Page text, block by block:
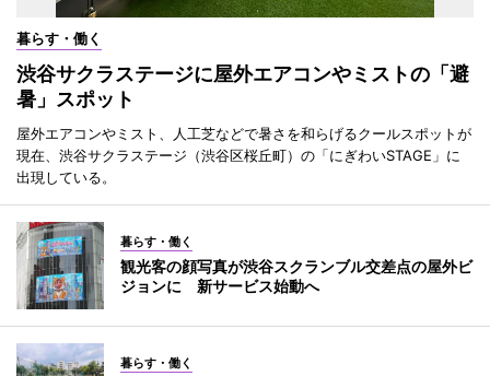
暮らす・働く
渋谷サクラステージに屋外エアコンやミストの「避
暑」スポット
屋外エアコンやミスト、人工芝などで暑さを和らげるクールスポットが
現在、渋谷サクラステージ（渋谷区桜丘町）の「にぎわいSTAGE」に
出現している。
暮らす・働く
観光客の顔写真が渋谷スクランブル交差点の屋外ビ
ジョンに 新サービス始動へ
暮らす・働く